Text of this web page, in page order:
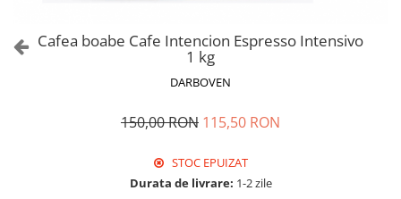
Cafea boabe Cafe Intencion Espresso Intensivo
1 kg
DARBOVEN
150,00 RON 115,50 RON
STOC EPUIZAT
Durata de livrare: 1-2 zile